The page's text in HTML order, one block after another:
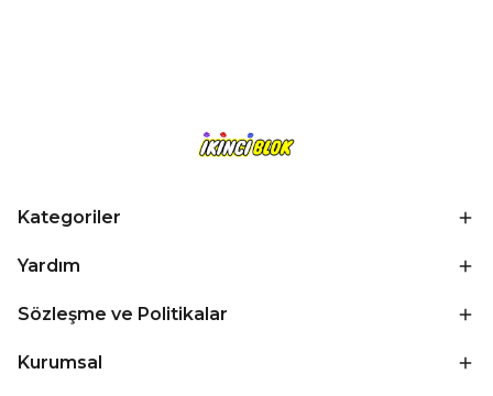
Kategoriler
Yardım
Sözleşme ve Politikalar
Kurumsal